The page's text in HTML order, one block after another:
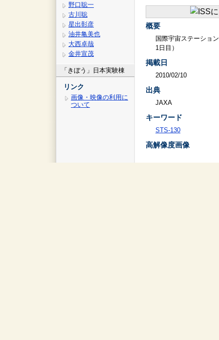
野口聡一
古川聡
星出彰彦
油井亀美也
大西卓哉
金井宣茂
「きぼう」日本実験棟
リンク
画像・映像の利用に
ついて
概要
国際宇宙ステーショ
1日目）
掲載日
2010/02/10
出典
JAXA
キーワード
STS-130
高解像度画像